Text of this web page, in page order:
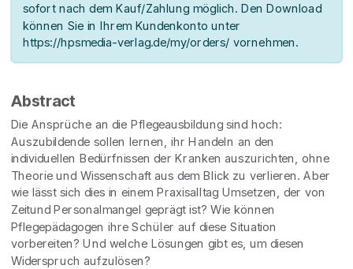
sofort nach dem Kauf/Zahlung möglich. Den Download
können Sie in Ihrem Kundenkonto unter
https://hpsmedia-verlag.de/my/orders/ vornehmen.
Abstract
Die Ansprüche an die Pflegeausbildung sind hoch:
Auszubildende sollen lernen, ihr Handeln an den
individuellen Bedürfnissen der Kranken auszurichten, ohne
Theorie und Wissenschaft aus dem Blick zu verlieren. Aber
wie lässt sich dies in einem Praxisalltag Umsetzen, der von
Zeitund Personalmangel geprägt ist? Wie können
Pflegepädagogen ihre Schüler auf diese Situation
vorbereiten? Und welche Lösungen gibt es, um diesen
Widerspruch aufzulösen?